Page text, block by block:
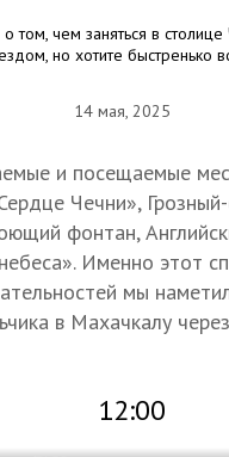
о том, чем заняться в
но хотите быстренько
14 мая, 2025
и посещаемые
Чечни»,
фонтан,
Именно этот
мы
в Махачкалу
12:00